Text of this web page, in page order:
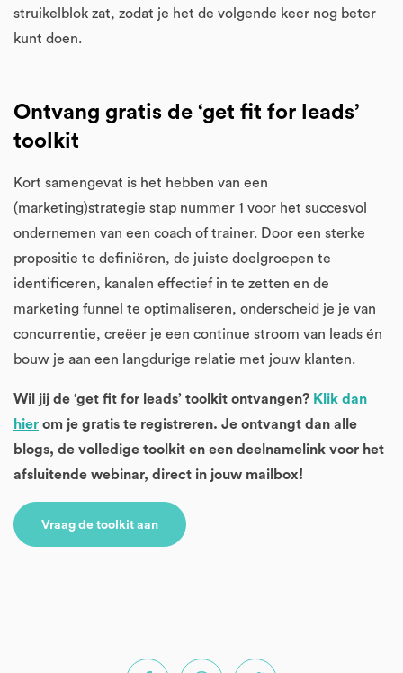
struikelblok zat, zodat je het de volgende keer nog beter
kunt doen.
Ontvang gratis de ‘get fit for leads’
toolkit
Kort samengevat is het hebben van een
(marketing)strategie stap nummer 1 voor het succesvol
ondernemen van een coach of trainer. Door een sterke
propositie te definiëren, de juiste doelgroepen te
identificeren, kanalen effectief in te zetten en de
marketing funnel te optimaliseren, onderscheid je je van
concurrentie, creëer je een continue stroom van leads én
bouw je aan een langdurige relatie met jouw klanten.
Wil jij de ‘get fit for leads’ toolkit ontvangen? Klik dan
hier om je gratis te registreren. Je ontvangt dan alle
blogs, de volledige toolkit en een deelnamelink voor het
afsluitende webinar, direct in jouw mailbox!
Vraag de toolkit aan